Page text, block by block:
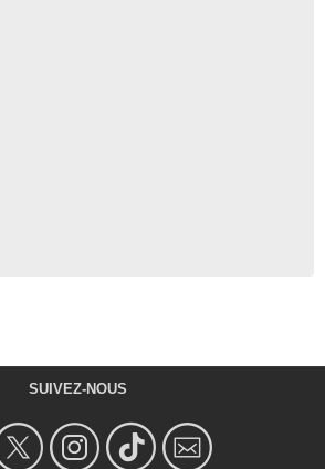
SUIVEZ-NOUS